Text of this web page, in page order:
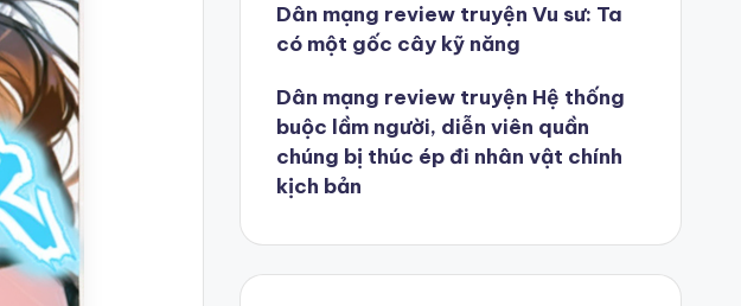
Dân mạng review truyện Vu sư: Ta
có một gốc cây kỹ năng
Dân mạng review truyện Hệ thống
buộc lầm người, diễn viên quần
chúng bị thúc ép đi nhân vật chính
kịch bản